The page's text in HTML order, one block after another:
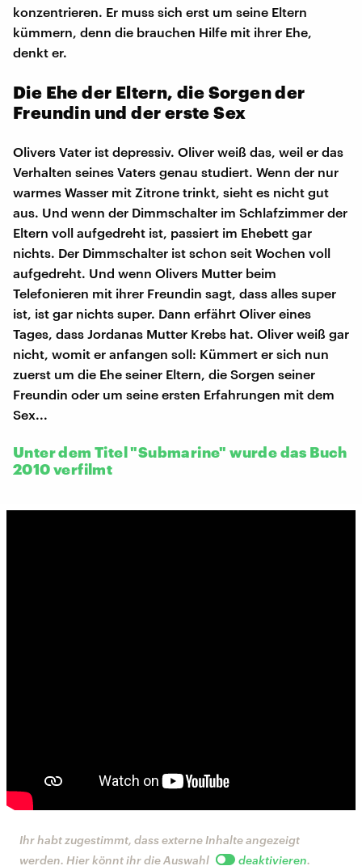
konzentrieren. Er muss sich erst um seine Eltern
kümmern, denn die brauchen Hilfe mit ihrer Ehe,
denkt er.
Die Ehe der Eltern, die Sorgen der
Freundin und der erste Sex
Olivers Vater ist depressiv. Oliver weiß das, weil er das
Verhalten seines Vaters genau studiert. Wenn der nur
warmes Wasser mit Zitrone trinkt, sieht es nicht gut
aus. Und wenn der Dimmschalter im Schlafzimmer der
Eltern voll aufgedreht ist, passiert im Ehebett gar
nichts. Der Dimmschalter ist schon seit Wochen voll
aufgedreht. Und wenn Olivers Mutter beim
Telefonieren mit ihrer Freundin sagt, dass alles super
ist, ist gar nichts super. Dann erfährt Oliver eines
Tages, dass Jordanas Mutter Krebs hat. Oliver weiß gar
nicht, womit er anfangen soll: Kümmert er sich nun
zuerst um die Ehe seiner Eltern, die Sorgen seiner
Freundin oder um seine ersten Erfahrungen mit dem
Sex...
Unter dem Titel "Submarine" wurde das Buch
2010 verfilmt
Ihr habt zugestimmt, dass externe Inhalte angezeigt
werden. Hier könnt ihr die Auswahl
deaktivieren.